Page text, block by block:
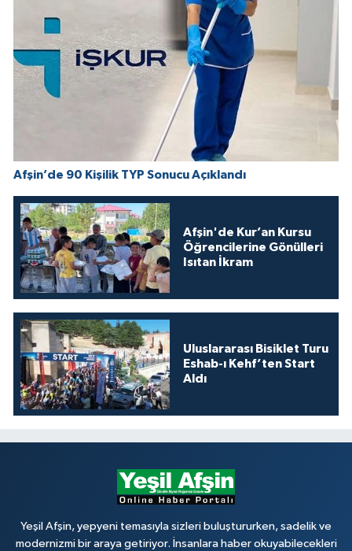
Afşin’de 90 Kişilik TYP Sonucu Açıklandı
Afşin'de Kur’an Kursu
Öğrencilerine Gönülleri
Isıtan İkram
Uluslararası Bisiklet Turu
Eshab-ı Kehf’ten Start
Aldı
Yeşil Afşin, yepyeni temasıyla sizleri buluştururken, sadelik ve
modernizmi bir araya getiriyor. İnsanlara haber okuyabilecekleri